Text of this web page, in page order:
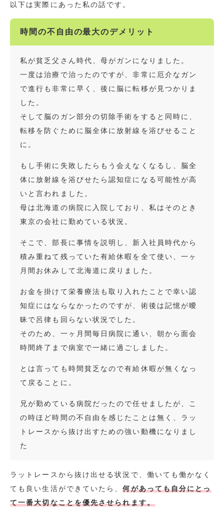
以下は実際にあった私の話です。
時間の不自由の最大のデメリット
私が貧乏父さん時代、母がガンになりました。
一度は治療で治ったのですが、非常に厄介なガン
で進行も非常に早く、後に脳に転移が見つかりま
した。
そして脳のガン部分の切除手術をすると同時に、
転移を防ぐために脳全体に放射線を浴びせること
に。
もし手術に失敗したらもう会えなくなるし、脳全
体に放射線を浴びせたら認知症になる可能性が高
いと言われました。
母は北海道の病院に入院しており、私はそのとき
東京の会社に勤めている状況。
そこで、部長に事情を説明し、新入社員時代から
積み重ねて残っていた有給休暇を全て使い、一ヶ
月間お休みして北海道に戻りました。
お金を掛けて栄養療法も取り入れたことで幸い認
知症にはならなかったのですが、術後は記憶が曖
昧で呂律も回らない状況でした。
そのため、一ヶ月間毎日病院に通い、朝から面会
時間終了まで病室で一緒に過ごしました。
とは言っても時間貧乏なので有給休暇が無くなっ
て戻ることに。
兄が勤めている病院だったので任せましたが、こ
の時ほど時間の不自由を感じたことは無く、ラッ
トレースから抜け出すための強い動機になりまし
た
ラットレースから抜け出せる状況で、働いても働かなく
ても良い生活ができていたら、何があっても自分にとっ
て一番大切なことを優先させられます。